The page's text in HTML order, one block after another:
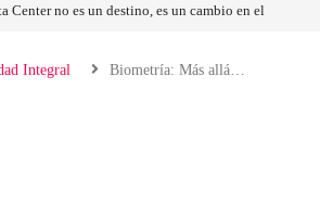
aumentarán más de un 94 % en 2026
Integral Biometría: Más allá…